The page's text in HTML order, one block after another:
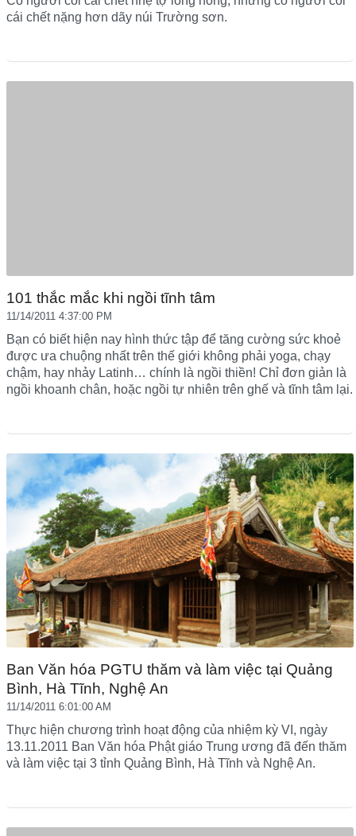
cái chết nặng hơn dãy núi Trường sơn.
101 thắc mắc khi ngồi tĩnh tâm
11/14/2011 4:37:00 PM
Bạn có biết hiện nay hình thức tập để tăng cường sức khoẻ
được ưa chuộng nhất trên thế giới không phải yoga, chạy
chậm, hay nhảy Latinh… chính là ngồi thiền! Chỉ đơn giản là
ngồi khoanh chân, hoặc ngồi tự nhiên trên ghế và tĩnh tâm lại.
Ban Văn hóa PGTU thăm và làm việc tại Quảng
Bình, Hà Tĩnh, Nghệ An
11/14/2011 6:01:00 AM
Thực hiện chương trình hoạt động của nhiệm kỳ VI, ngày
13.11.2011 Ban Văn hóa Phật giáo Trung ương đã đến thăm
và làm việc tại 3 tỉnh Quảng Bình, Hà Tĩnh và Nghệ An.